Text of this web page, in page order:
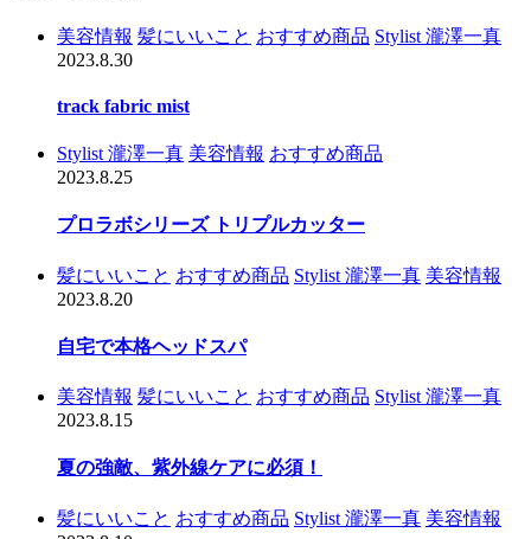
美容情報 髪にいいこと おすすめ商品 Stylist 瀧澤一真
2023.8.30
track fabric mist
Stylist 瀧澤一真 美容情報 おすすめ商品
2023.8.25
プロラボシリーズ トリプルカッター
髪にいいこと おすすめ商品 Stylist 瀧澤一真 美容情報
2023.8.20
自宅で本格ヘッドスパ
美容情報 髪にいいこと おすすめ商品 Stylist 瀧澤一真
2023.8.15
夏の強敵、紫外線ケアに必須！
髪にいいこと おすすめ商品 Stylist 瀧澤一真 美容情報